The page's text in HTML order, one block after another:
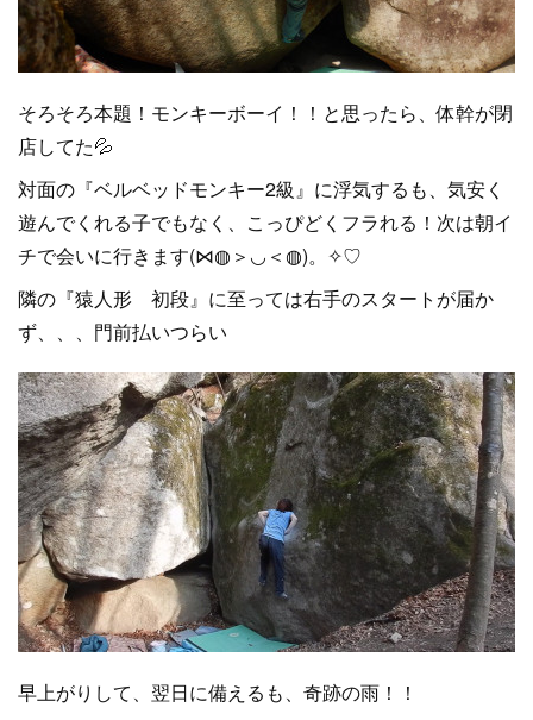
そろそろ本題！モンキーボーイ！！と思ったら、体幹が閉
店してた💦
対面の『ベルベッドモンキー2級』に浮気するも、気安く
遊んでくれる子でもなく、こっぴどくフラれる！次は朝イ
チで会いに行きます(⋈◍＞◡＜◍)。✧♡
隣の『猿人形 初段』に至っては右手のスタートが届か
ず、、、門前払いつらい
早上がりして、翌日に備えるも、奇跡の雨！！